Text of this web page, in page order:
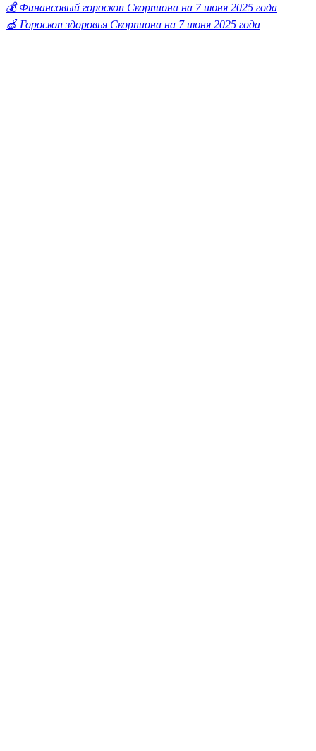
💰 Финансовый гороскоп Скорпиона на 7 июня 2025 года
🍏 Гороскоп здоровья Скорпиона на 7 июня 2025 года